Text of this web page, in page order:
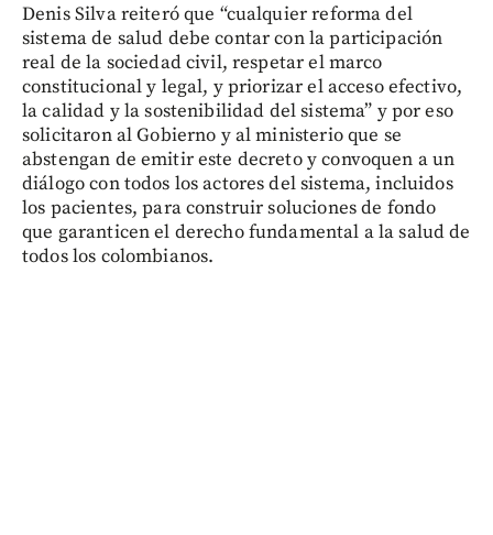
Denis Silva reiteró que “cualquier reforma del
sistema de salud debe contar con la participación
real de la sociedad civil, respetar el marco
constitucional y legal, y priorizar el acceso efectivo,
la calidad y la sostenibilidad del sistema” y por eso
solicitaron al Gobierno y al ministerio que se
abstengan de emitir este decreto y convoquen a un
diálogo con todos los actores del sistema, incluidos
los pacientes, para construir soluciones de fondo
que garanticen el derecho fundamental a la salud de
todos los colombianos.